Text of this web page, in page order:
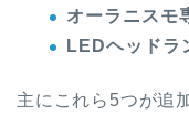
オーラニスモ
LEDヘッドラ
主にこれら5つが追